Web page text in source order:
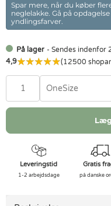
Spar mere, når du køber
neglelakke. Gå på
yndlingsfarver.
På lager - Sendes indenfor
4,9
(12500
OneSize
Leveringstid
1-2 arbejdsdage
Gratis
på danske